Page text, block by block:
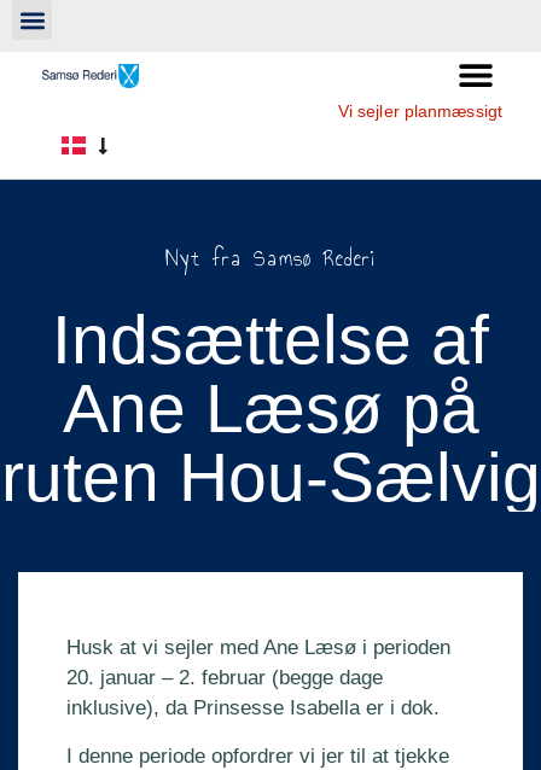
Vi sejler planmæssigt
Nyt fra Samsø Rederi
Indsættelse af
Ane Læsø på
ruten Hou-Sælvig
Husk at vi sejler med Ane Læsø i perioden
20. januar – 2. februar (begge dage
inklusive), da Prinsesse Isabella er i dok.
I denne periode opfordrer vi jer til at tjekke